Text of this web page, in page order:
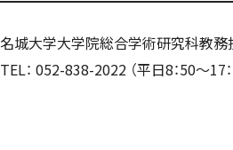
名城大学大学院総合学術研究科教務
TEL： 052-838-2022 （平日8：50～17：